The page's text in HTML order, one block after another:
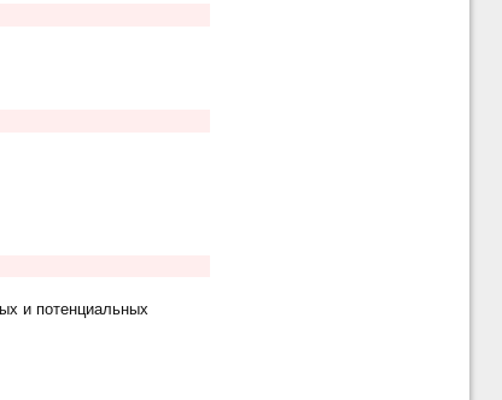
и потенциальных